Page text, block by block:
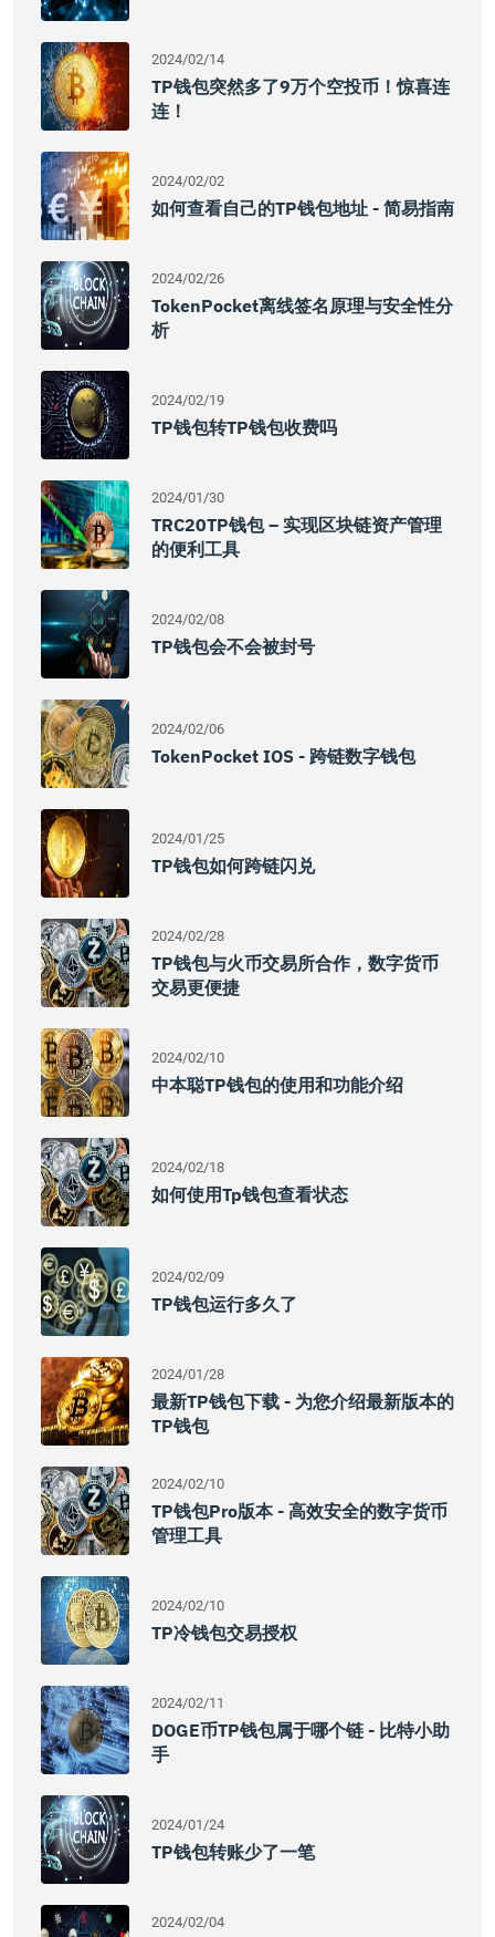
2024/02/14
TP钱包突然多了9万个空投币！惊喜连
连！
2024/02/02
如何查看自己的TP钱包地址 - 简易指南
2024/02/26
TokenPocket离线签名原理与安全性分
析
2024/02/19
TP钱包转TP钱包收费吗
2024/01/30
TRC20TP钱包 – 实现区块链资产管理
的便利工具
2024/02/08
TP钱包会不会被封号
2024/02/06
TokenPocket IOS - 跨链数字钱包
2024/01/25
TP钱包如何跨链闪兑
2024/02/28
TP钱包与火币交易所合作，数字货币
交易更便捷
2024/02/10
中本聪TP钱包的使用和功能介绍
2024/02/18
如何使用tp钱包查看状态
2024/02/09
TP钱包运行多久了
2024/01/28
最新TP钱包下载 - 为您介绍最新版本的
TP钱包
2024/02/10
TP钱包Pro版本 - 高效安全的数字货币
管理工具
2024/02/10
TP冷钱包交易授权
2024/02/11
DOGE币TP钱包属于哪个链 - 比特小助
手
2024/01/24
TP钱包转账少了一笔
2024/02/04